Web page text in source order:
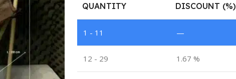
QUANTITY DISCOUNT (%)
1 - 11 —
12 - 29 1.67 %